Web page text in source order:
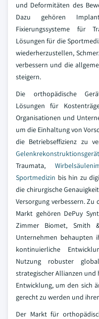
und Deformitäten des
Dazu gehören
Fixierungssysteme für
Lösungen für die
wiederherzustellen,
verbessern und die
steigern.
Die orthopädische
Lösungen für
Organisationen und
um die Einhaltung von
die Betriebseffizienz zu
Traumata,
Sportmedizin bis hin zu
die chirurgische
Versorgung verbessern.
Markt gehören DePuy
Zimmer Biomet, Smith
Unternehmen behaupten
kontinuierliche
Nutzung robuster
strategischer Allianzen
Entwicklung, um den sich
gerecht zu werden und
Der Markt für